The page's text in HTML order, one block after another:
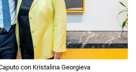
con Kristalina Georgieva